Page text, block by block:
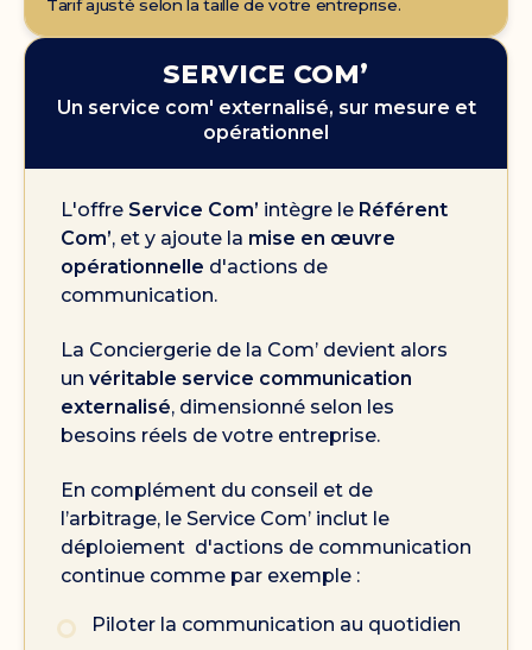
Tarif ajusté selon la taille de votre entreprise.
SERVICE COM’
Un service com' externalisé, sur mesure et
opérationnel
L'offre Service Com’ intègre le Référent
Com’, et y ajoute la mise en œuvre
opérationnelle d'actions de
communication.
La Conciergerie de la Com’ devient alors
un véritable service communication
externalisé, dimensionné selon les
besoins réels de votre entreprise.
En complément du conseil et de
l’arbitrage, le Service Com’ inclut le
déploiement d'actions de communication
continue comme par exemple :
Piloter la communication au quotidien